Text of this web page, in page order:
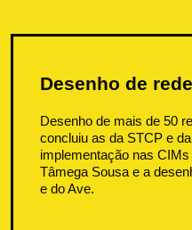
Desenho de
Desenho de mais de 50
concluiu as da STCP e
implementação nas
Tâmega Sousa e a
e do Ave.